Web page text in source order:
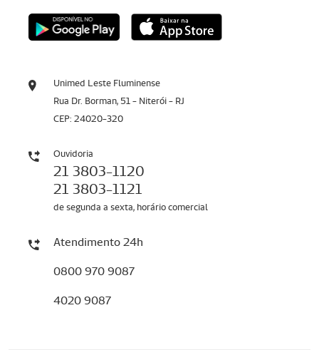
Unimed Leste Fluminense
Rua Dr. Borman, 51 - Niterói - RJ
CEP: 24020-320
Ouvidoria
21 3803-1120
21 3803-1121
de segunda a sexta, horário comercial
Atendimento 24h
0800 970 9087
4020 9087